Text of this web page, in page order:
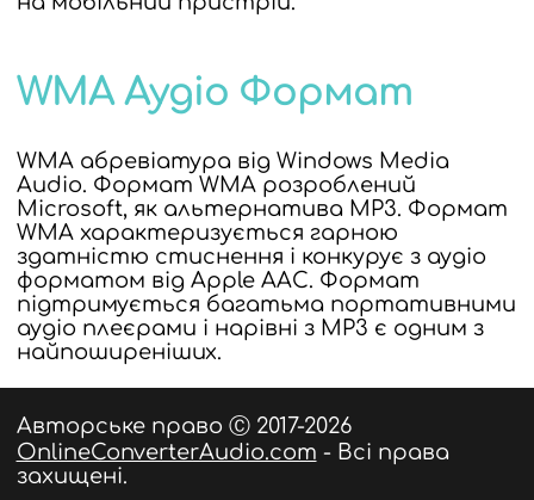
WMA Аудіо Формат
WMA абревіатура від Windows Media
Audio. Формат WMA розроблений
Microsoft, як альтернатива MP3. Формат
WMA характеризується гарною
здатністю стиснення і конкурує з аудіо
форматом від Apple AAC. Формат
підтримується багатьма портативними
аудіо плеєрами і нарівні з MP3 є одним з
найпоширеніших.
Авторське право Ⓒ 2017-2026
OnlineConverterAudio.com - Всі права
захищені.